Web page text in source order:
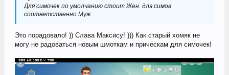
Для симочек по умолчанию стоит Жен. для симов
соответственно Муж.
Это порадовало! )) Слава Максису! ))) Как старый хомяк не
могу не радоваться новым шмоткам и прическам для симочек!